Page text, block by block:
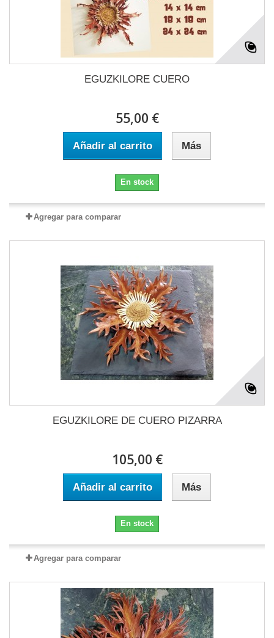
EGUZKILORE CUERO
55,00 €
Añadir al carrito Más
En stock
Agregar para comparar
EGUZKILORE DE CUERO PIZARRA
105,00 €
Añadir al carrito Más
En stock
Agregar para comparar